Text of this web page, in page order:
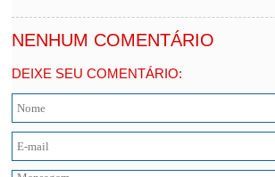
NENHUM COMENTÁRIO
DEIXE SEU COMENTÁRIO: